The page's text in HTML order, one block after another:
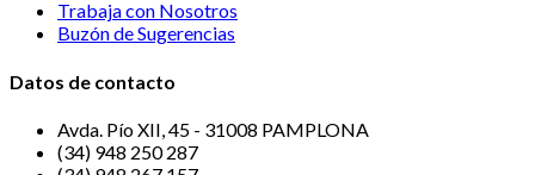
Trabaja con Nosotros
Buzón de Sugerencias
Datos de contacto
Avda. Pío XII, 45 - 31008 PAMPLONA
(34) 948 250 287